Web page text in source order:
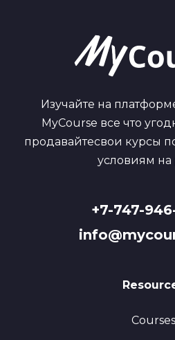
Изучайте на
MyCourse все что
продавайтесвои курсы
условиям
+7-747-
Courses